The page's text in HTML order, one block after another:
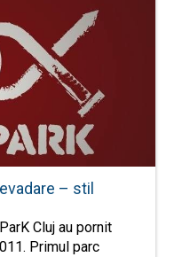
– stil
Cluj au pornit
Primul parc